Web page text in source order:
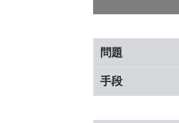
問題
手段